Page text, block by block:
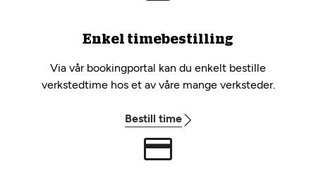
Enkel timebestilling
Via vår bookingportal kan du enkelt bestille
verkstedtime hos et av våre mange verksteder.
Bestill time